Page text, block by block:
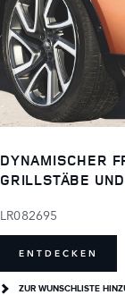
DYNAMISCHER
GRILLSTÄBE
LR082695
ENTDECKEN
ZUR WUNSCHLISTE